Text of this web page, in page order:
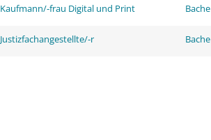
Kaufmann/-frau Digital und Print
Justizfachangestellte/-r